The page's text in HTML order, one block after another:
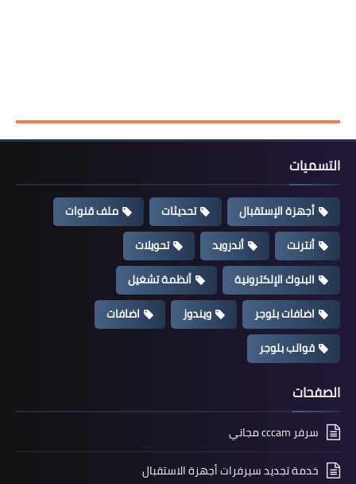
التسميات
أجهزة الإستقبال تحديثات
ملف قنوات
أنترنت
أندرويد
تحويلات
البنوك الإلكترونية
أنظمة تشغيل
اضافات بلوجر
ويندوز
اضافات
قوالب بلوجر
الصفحات
سرفر cccam مجاني
خدمة تجديد سيرفرات أجهزة الاستقبال